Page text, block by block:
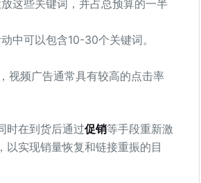
这些关键词，并占总预算的一半
中可以包含10-30个关键词。
视频广告通常具有较高的点击率
时在到货后通过促销等手段重新激
实现销量恢复和链接重振的目